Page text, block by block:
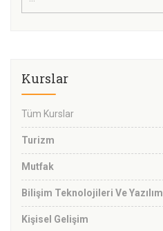
Kurslar
Tüm Kurslar
Turizm
Mutfak
Bilişim Teknolojileri Ve Yazılım
Kişisel Gelişim